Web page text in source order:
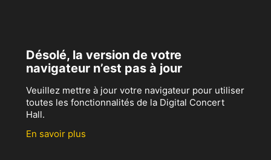
Désolé, la version de votre
navigateur n’est pas à jour
Veuillez mettre à jour votre navigateur pour utiliser
toutes les fonctionnalités de la Digital Concert
Hall.
En savoir plus